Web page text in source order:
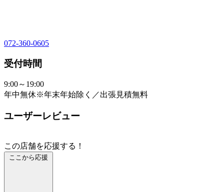
072-360-0605
受付時間
9:00～19:00
年中無休※年末年始除く／出張見積無料
ユーザーレビュー
この店舗を応援する！
ここから応援